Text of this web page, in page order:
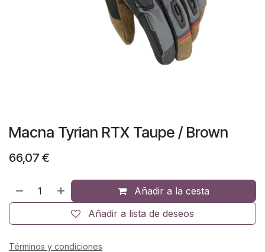
Macna Tyrian RTX Taupe / Brown
66,07 €
Añadir a la cesta
Añadir a lista de deseos
Términos y condiciones